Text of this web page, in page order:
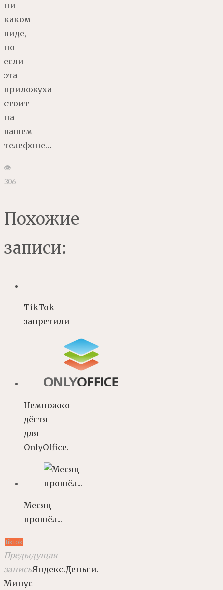
ни
каком
виде,
но
если
эта
приложуха
стоит
на
вашем
телефоне…
👁
306
Похожие
записи:
TikTok
запретили
Немножко
дёгтя
для
OnlyOffice.
Месяц
прошёл...
tiktok
Предыдущая
записьЯндекс.Деньги.
Минус